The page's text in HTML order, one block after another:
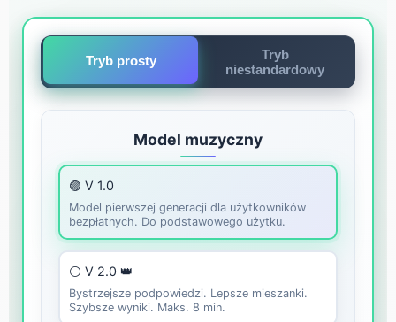
Tryb prosty
Tryb
niestandardowy
Model muzyczny
🟣 V 1.0
Model pierwszej generacji dla użytkowników
bezpłatnych. Do podstawowego użytku.
⚪ V 2.0 👑
Bystrzejsze podpowiedzi. Lepsze mieszanki.
Szybsze wyniki. Maks. 8 min.